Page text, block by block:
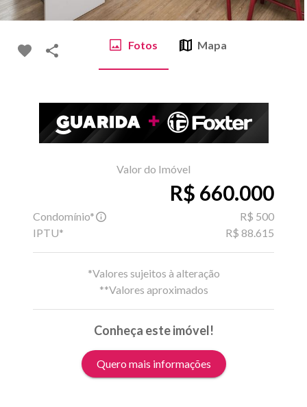
Fotos Mapa
Valor do Imóvel
R$ 660.000
Condomínio*
R$ 500
IPTU*
R$ 88.615
*Valores sujeitos à alteração
**Valores aproximados
Conheça este imóvel!
Quero mais informações